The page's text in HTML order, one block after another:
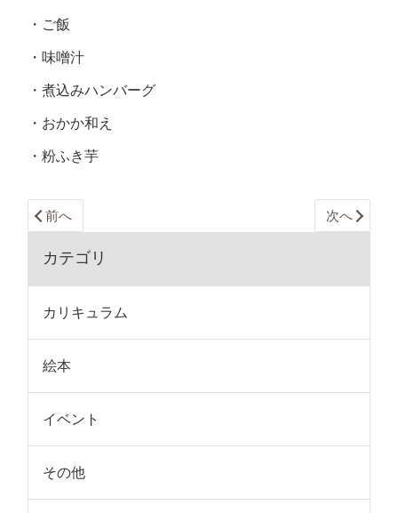
・ご飯
・味噌汁
・煮込みハンバーグ
・おかか和え
・粉ふき芋
前へ 次へ
カテゴリ
カリキュラム
絵本
イベント
その他